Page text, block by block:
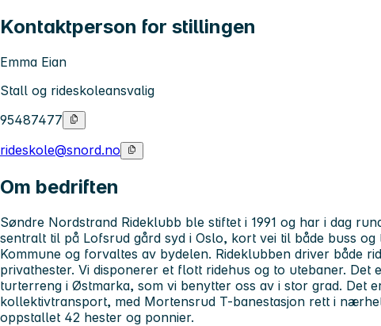
Kontaktperson for stillingen
Emma Eian
Stall og rideskoleansvalig
95487477
rideskole@snord.no
Om bedriften
Søndre Nordstrand Rideklubb ble stiftet i 1991 og har i dag
sentralt til på Lofsrud gård syd i Oslo, kort vei til både buss og
Kommune og forvaltes av bydelen. Rideklubben driver både
privathester. Vi disponerer et flott ridehus og to utebaner. Det
turterreng i Østmarka, som vi benytter oss av i stor grad. Det
kollektivtransport, med Mortensrud T-banestasjon rett i
oppstallet 42 hester og ponnier.